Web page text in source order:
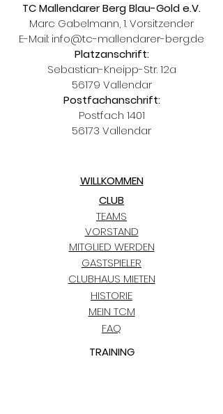
TC Mallendarer Berg Blau-Gold e.V.
Marc Gabelmann, 1. Vorsitzender
E-Mail: info@tc-mallendarer-berg.de
Platzanschrift:
Sebastian-Kneipp-Str. 12a
56179 Vallendar
Postfachanschrift:
Postfach 1401
56173 Vallendar
WILLKOMMEN
TEAMS
VORSTAND
CLUB
HISTORIE
MITGLIED WERDEN
GASTSPIELER
CLUBHAUS MIETEN
MEIN TCM
FAQ
TRAINING